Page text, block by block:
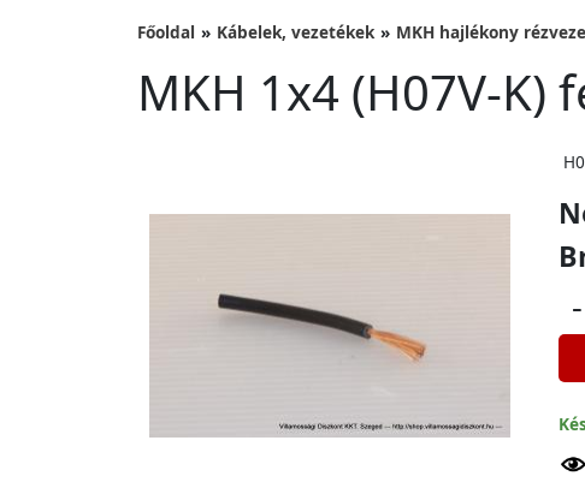
Főoldal Kábelek, vezetékek MKH hajlékony
MKH 1x4 (H07V-K)
-